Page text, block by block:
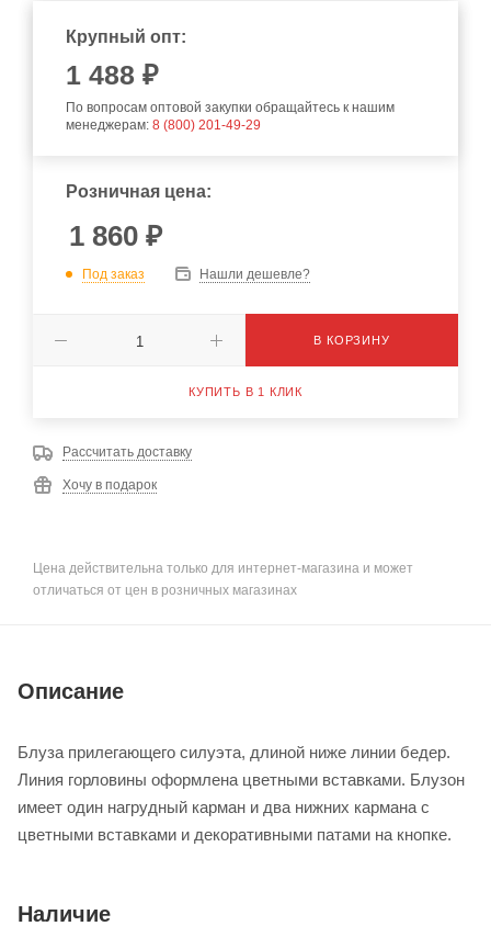
Крупный опт:
1 488 ₽
По вопросам оптовой закупки обращайтесь к нашим
менеджерам: 8 (800) 201-49-29
Розничная цена:
1 860 ₽
Под заказ Нашли дешевле?
В КОРЗИНУ
КУПИТЬ В 1 КЛИК
Рассчитать доставку
Хочу в подарок
Цена действительна только для интернет-магазина и может
отличаться от цен в розничных магазинах
Описание
Блуза прилегающего силуэта, длиной ниже линии бедер.
Линия горловины оформлена цветными вставками. Блузон
имеет один нагрудный карман и два нижних кармана с
цветными вставками и декоративными патами на кнопке.
Наличие